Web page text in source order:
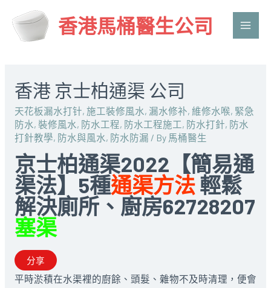
香港馬桶醫生公司
Main
香港 京士柏通渠 公司
天花板漏水打针, 施工裝修風水, 漏水修补, 維修水喉, 緊急
防水, 裝修風水, 防水工程, 防水工程施工, 防水打針, 防水
打針教學, 防水與風水, 防水防漏 / By 馬桶醫生
京士柏通渠2022【簡易通
渠法】5種通渠方法輕鬆
解決廁所、廚房62728207
塞渠
分享
平時淤積在水渠裡的廚餘、頭髮、雜物不及時清理，便會